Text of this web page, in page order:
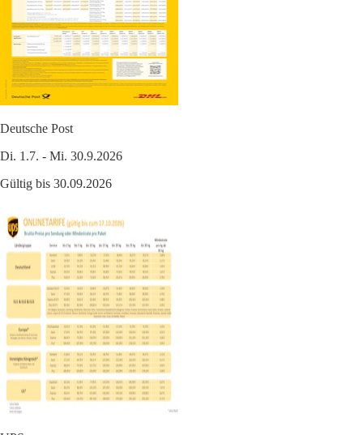
Deutsche Post
Di. 1.7. - Mi. 30.9.2026
Gültig bis 30.09.2026